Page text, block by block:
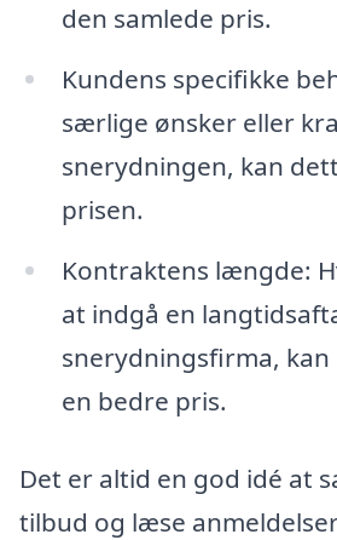
den samlede pris.
Kundens specifikke
særlige ønsker eller
snerydningen, kan
prisen.
Kontraktens længde:
at indgå en
snerydningsfirma, kan
en bedre pris.
Det er altid en god idé at
tilbud og læse